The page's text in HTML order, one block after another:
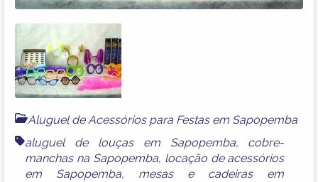
Aluguel de Acessórios para Festas em Sapopemba
aluguel de louças em Sapopemba, cobre-
manchas na Sapopemba, locação de acessórios
em Sapopemba, mesas e cadeiras em